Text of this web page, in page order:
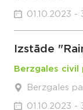
01.10.2023 -
Izstāde
Berzgales civil
Berzgales
01.10.2023 -